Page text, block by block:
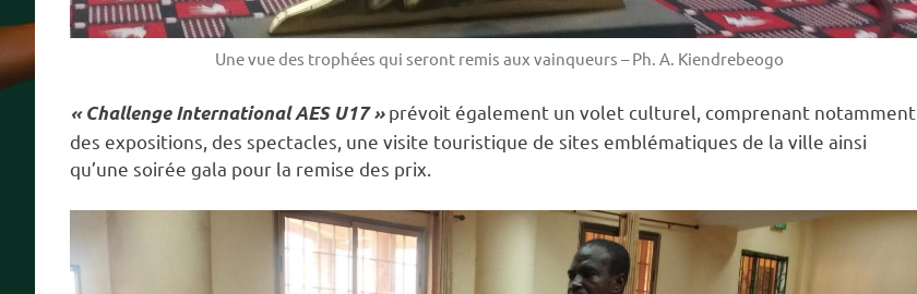
Une vue des trophées qui seront remis aux vainqueurs – Ph. A. Kiendrebeogo
« Challenge International AES U17 » prévoit également un volet culturel, comprenant notamment
des expositions, des spectacles, une visite touristique de sites emblématiques de la ville ainsi
qu’une soirée gala pour la remise des prix.